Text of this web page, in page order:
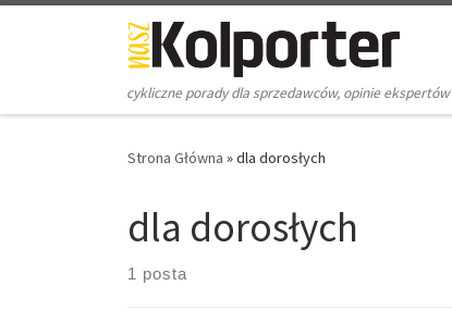
Skip to content
cykliczne porady dla sprzedawców, opinie ekspertów
Strona Główna »dla dorosłych
dla dorosłych
1 posta